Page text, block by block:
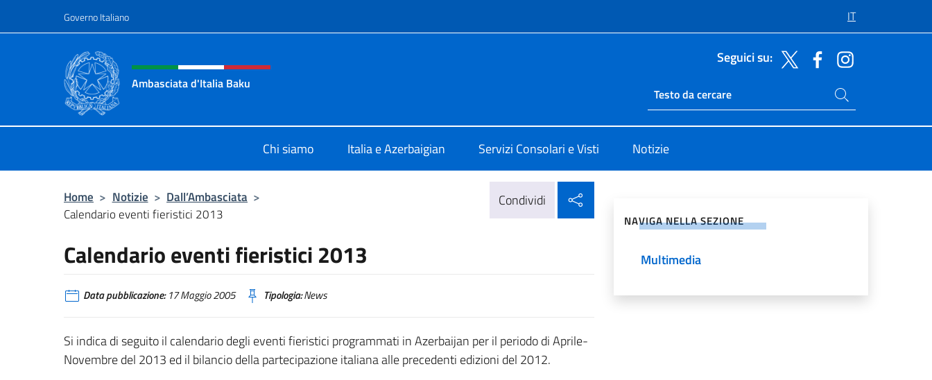
Governo Italiano IT
Intestazione sito, social e menù
Ambasciata d'Italia Baku
Seguici su:
Ricerca sito live
Cerca nel sito
Chi siamo Italia e Azerbaigian Servizi Consolari e Visti Notizie
Home > Notizie > Dall’Ambasciata >
Calendario eventi fieristici 2013
Condividi
Calendario eventi fieristici 2013
Data pubblicazione:17 Maggio 2005 Tipologia:News
Si indica di seguito il calendario degli eventi fieristici programmati in Azerbaijan per il periodo di Aprile-
Novembre del 2013 ed il bilancio della partecipazione italiana alle precedenti edizioni del 2012.
NAVIGA NELLA SEZIONE
Multimedia